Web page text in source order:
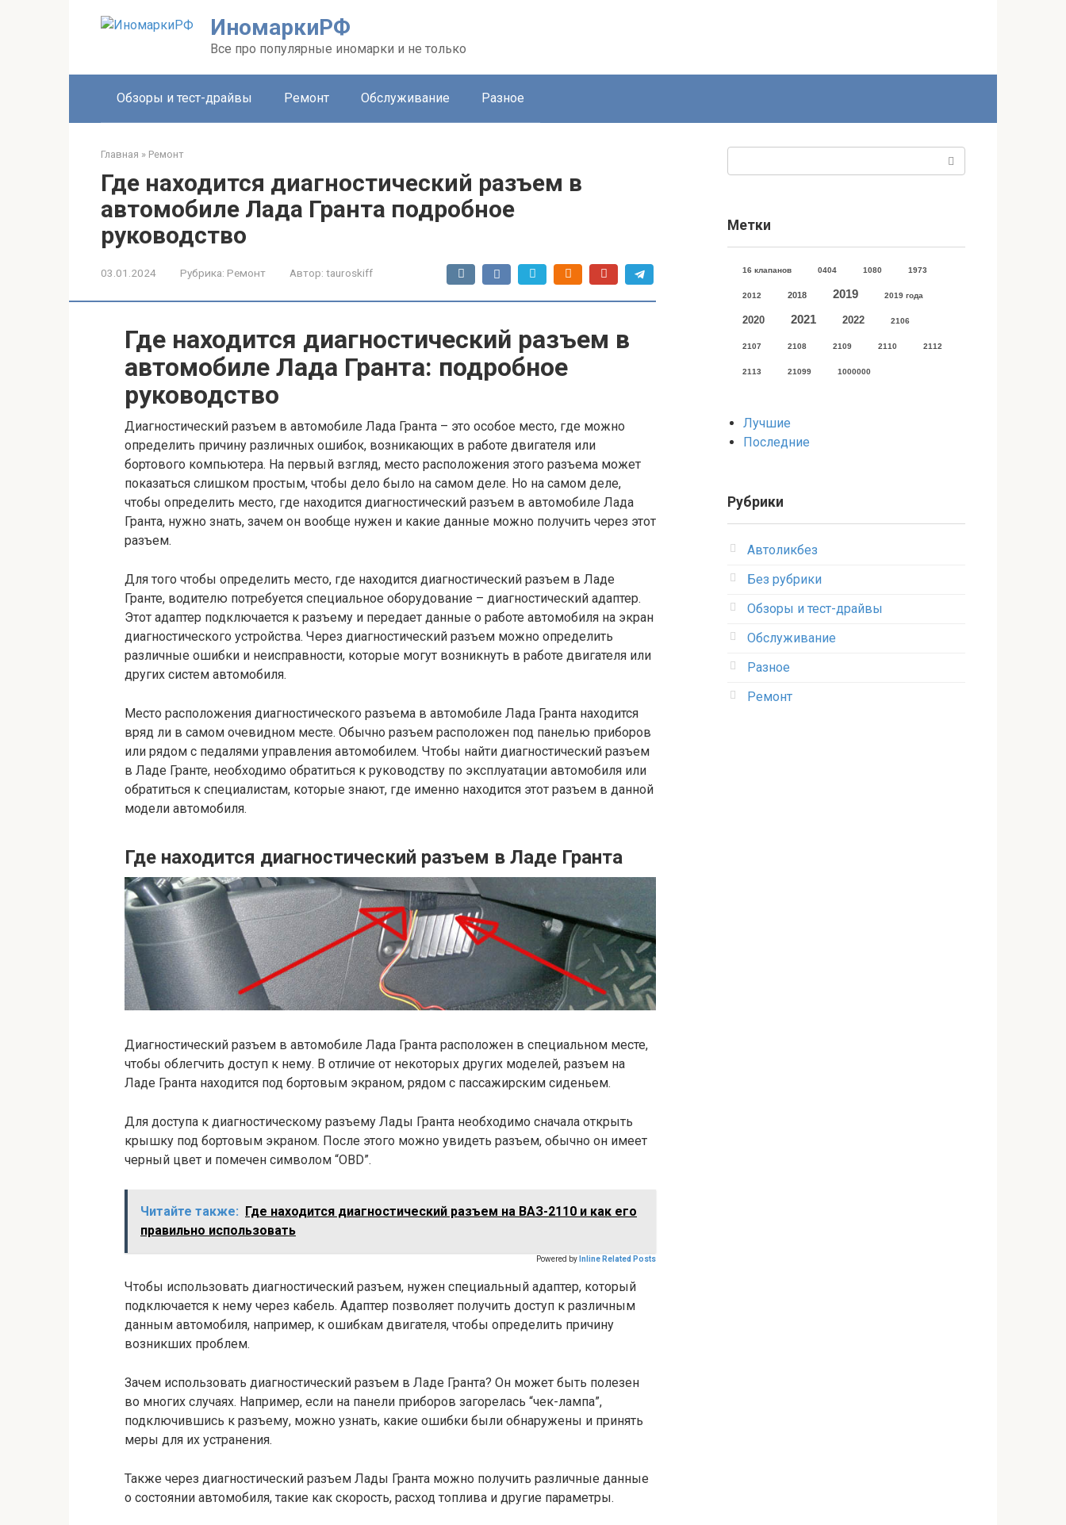
ИномаркиРФ
Все про популярные иномарки и не только
Обзоры и тест-драйвы Ремонт Обслуживание Разное
Главная » Ремонт
Где находится диагностический разъем в
автомобиле Лада Гранта подробное
руководство
03.01.2024 Рубрика: Ремонт Автор: tauroskiff
Где находится диагностический разъем в
автомобиле Лада Гранта: подробное
руководство
Диагностический разъем в автомобиле Лада Гранта – это особое место, где можно
определить причину различных ошибок, возникающих в работе двигателя или
бортового компьютера. На первый взгляд, место расположения этого разъема может
показаться слишком простым, чтобы дело было на самом деле. Но на самом деле,
чтобы определить место, где находится диагностический разъем в автомобиле Лада
Гранта, нужно знать, зачем он вообще нужен и какие данные можно получить через этот
разъем.
Для того чтобы определить место, где находится диагностический разъем в Ладе
Гранте, водителю потребуется специальное оборудование – диагностический адаптер.
Этот адаптер подключается к разъему и передает данные о работе автомобиля на экран
диагностического устройства. Через диагностический разъем можно определить
различные ошибки и неисправности, которые могут возникнуть в работе двигателя или
других систем автомобиля.
Место расположения диагностического разъема в автомобиле Лада Гранта находится
вряд ли в самом очевидном месте. Обычно разъем расположен под панелью приборов
или рядом с педалями управления автомобилем. Чтобы найти диагностический разъем
в Ладе Гранте, необходимо обратиться к руководству по эксплуатации автомобиля или
обратиться к специалистам, которые знают, где именно находится этот разъем в данной
модели автомобиля.
Где находится диагностический разъем в Ладе Гранта
Диагностический разъем в автомобиле Лада Гранта расположен в специальном месте,
чтобы облегчить доступ к нему. В отличие от некоторых других моделей, разъем на
Ладе Гранта находится под бортовым экраном, рядом с пассажирским сиденьем.
Для доступа к диагностическому разъему Лады Гранта необходимо сначала открыть
крышку под бортовым экраном. После этого можно увидеть разъем, обычно он имеет
черный цвет и помечен символом “OBD”.
Читайте также: Где находится диагностический разъем на ВАЗ-2110 и как его
правильно использовать
Powered by Inline Related Posts
Чтобы использовать диагностический разъем, нужен специальный адаптер, который
подключается к нему через кабель. Адаптер позволяет получить доступ к различным
данным автомобиля, например, к ошибкам двигателя, чтобы определить причину
возникших проблем.
Зачем использовать диагностический разъем в Ладе Гранта? Он может быть полезен
во многих случаях. Например, если на панели приборов загорелась “чек-лампа”,
подключившись к разъему, можно узнать, какие ошибки были обнаружены и принять
меры для их устранения.
Также через диагностический разъем Лады Гранта можно получить различные данные
о состоянии автомобиля, такие как скорость, расход топлива и другие параметры.
Метки
16 клапанов 0404 1080 1973
2012 2018 2019 2019 года
2020 2021 2022 2106
2107 2108 2109 2110 2112
2113 21099 1000000
Лучшие
Последние
Рубрики
Автоликбез
Без рубрики
Обзоры и тест-драйвы
Обслуживание
Разное
Ремонт